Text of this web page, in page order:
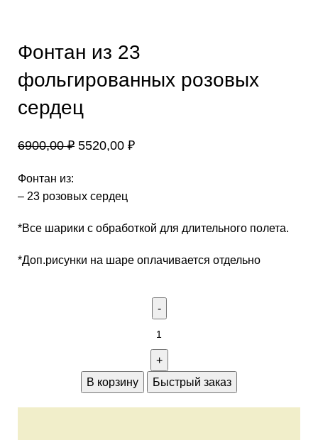
Фонтан из 23
фольгированных розовых
сердец
6900,00₽ 5520,00 ₽
Фонтан из:
– 23 розовых сердец
*Все шарики с обработкой для длительного полета.
*Доп.рисунки на шаре оплачивается отдельно
В корзину Быстрый заказ